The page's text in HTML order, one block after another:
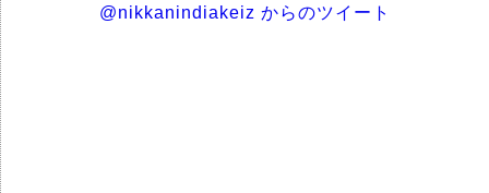
@nikkanindiakeiz からのツイート